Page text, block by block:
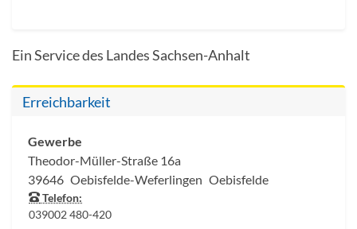
Ein Service des Landes Sachsen-Anhalt
Erreichbarkeit
Gewerbe
Theodor-Müller-Straße 16a
39646 Oebisfelde-Weferlingen Oebisfelde
Telefon:
039002 480-420